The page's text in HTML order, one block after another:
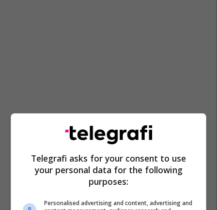
Telegrafi asks for your consent to use
your personal data for the following
purposes:
Personalised advertising and content, advertising and